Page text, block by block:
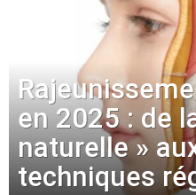
en 2025 : de
naturelle »
techniques